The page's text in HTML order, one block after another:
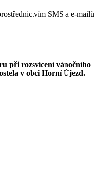
SMS a e-mailů
při rozsvícení vánočního
v obci Horní Újezd.